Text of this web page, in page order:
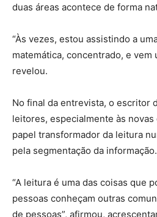
duas áreas acontece de forma
“Às vezes, estou assistindo a
matemática, concentrado, e vem
revelou.
No final da entrevista, o escritor
leitores, especialmente às
papel transformador da leitura
pela segmentação da informação.
“A leitura é uma das coisas que
pessoas conheçam outras
de pessoas”, afirmou,